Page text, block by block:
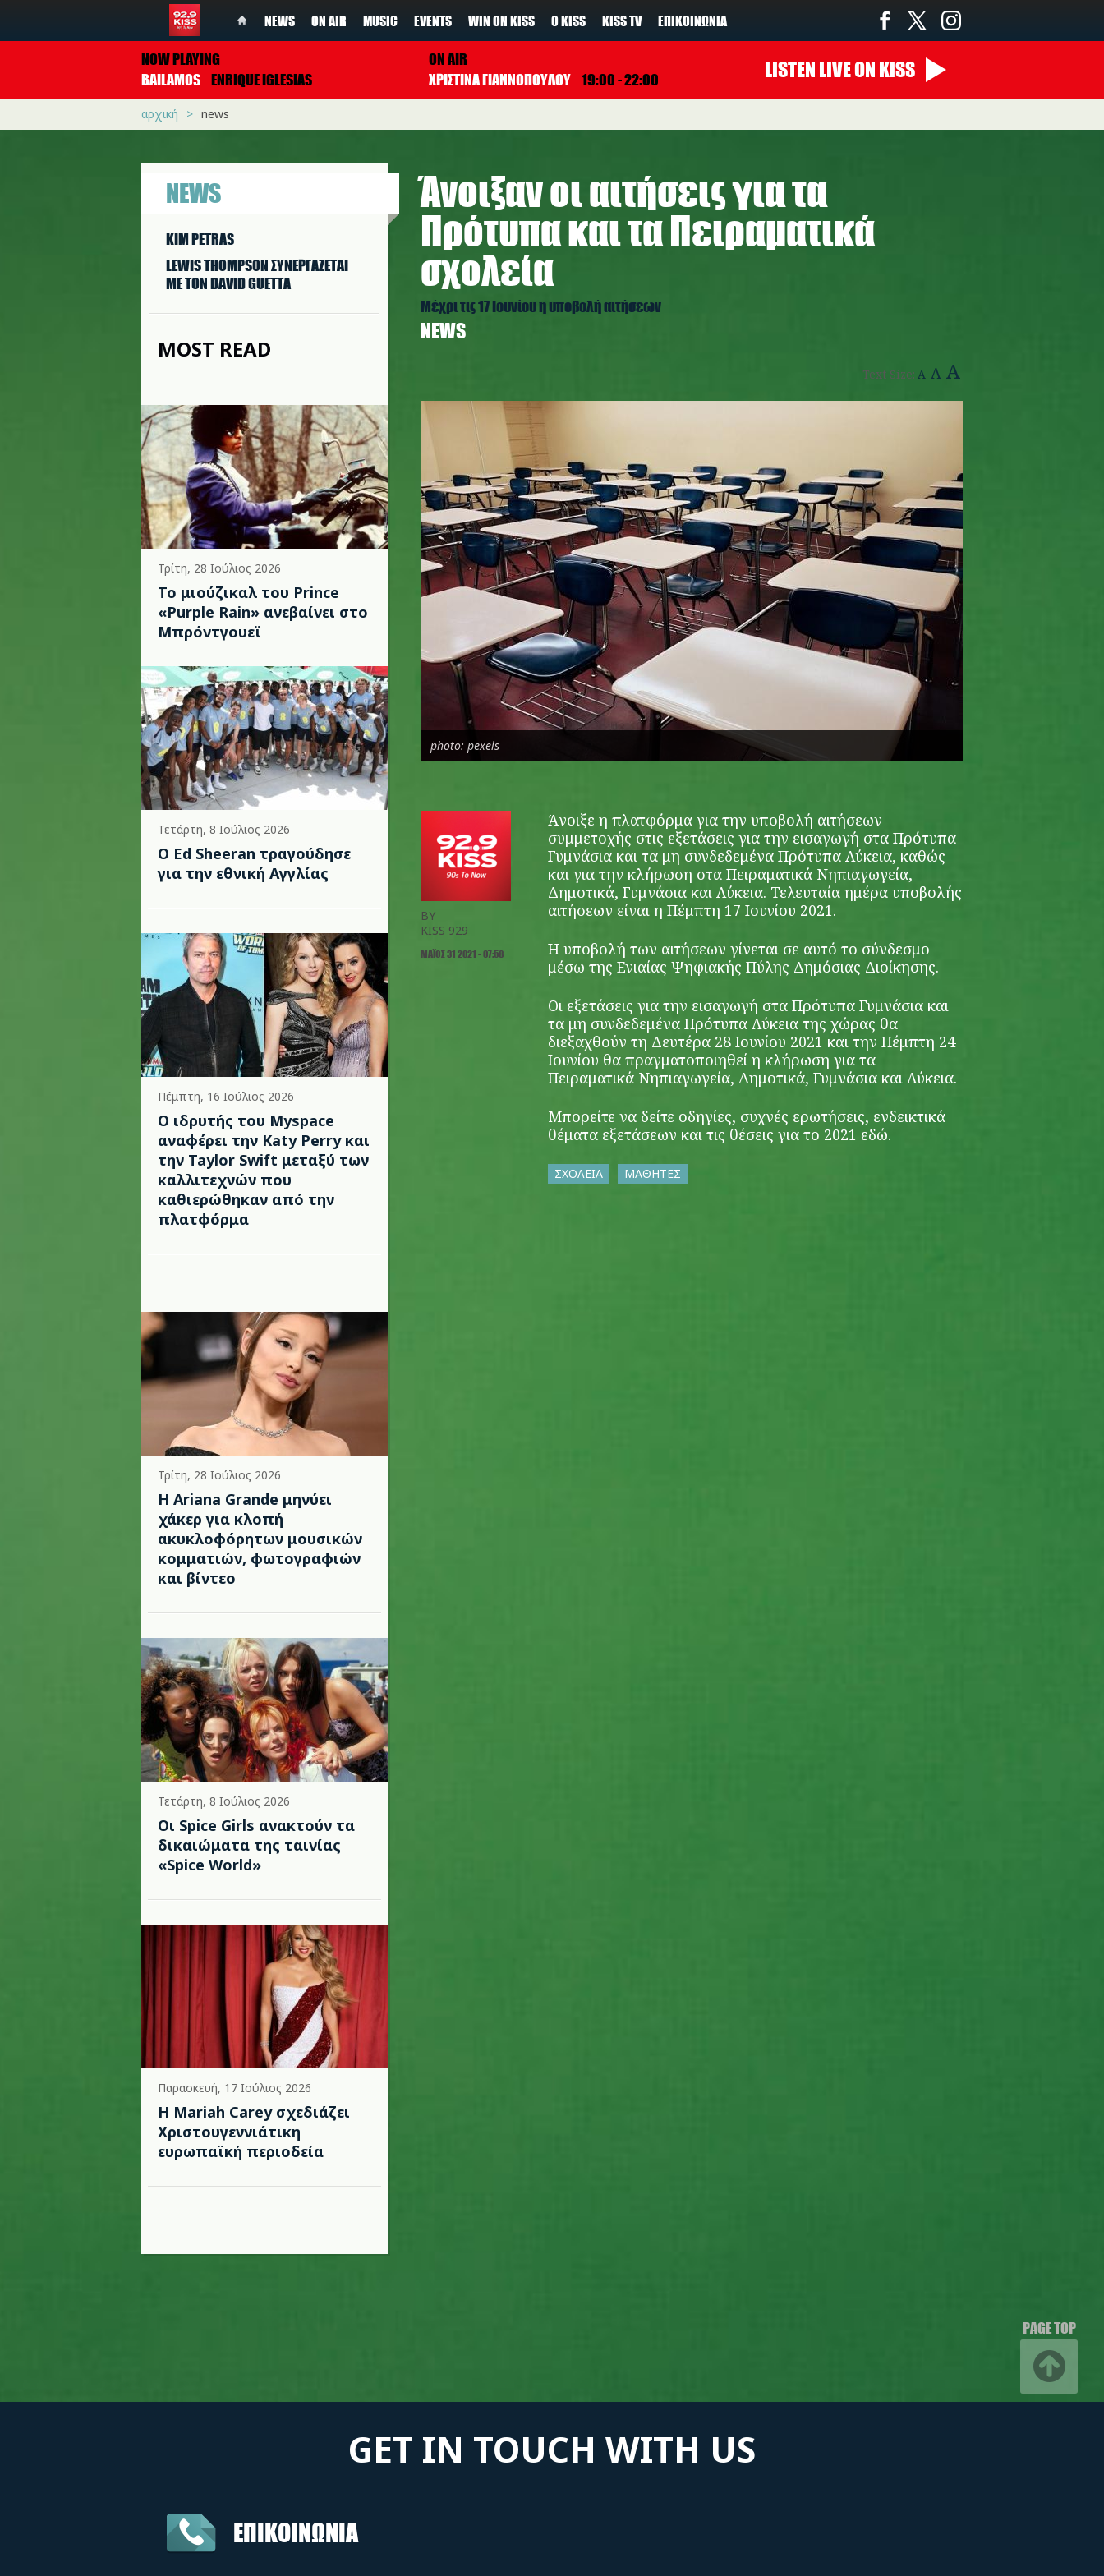
NEWS ON AIR MUSIC EVENTS WIN ON KISS Ο KISS KISS TV ΕΠΙΚΟΙΝΩΝΊΑ
NOW PLAYING
BAILAMOS ENRIQUE IGLESIAS
ON AIR
ΧΡΙΣΤΙΝΑ ΓΙΑΝΝΟΠΟΥΛΟΥ 19:00 - 22:00 LISTEN LIVEON KISS
αρχική news
NEWS
KIM PETRAS
LEWIS THOMPSON ΣΥΝΕΡΓAΖΕΤΑΙ
ΜΕ ΤΟΝ DAVID GUETTA
MOST READ
Τρίτη, 28 Ιούλιος 2026
Το μιούζικαλ του Prince
«Purple Rain» ανεβαίνει στο
Μπρόντγουεϊ
Τετάρτη, 8 Ιούλιος 2026
Ο Ed Sheeran τραγούδησε
για την εθνική Αγγλίας
Πέμπτη, 16 Ιούλιος 2026
Ο ιδρυτής του Myspace
αναφέρει την Katy Perry και
την Taylor Swift μεταξύ των
καλλιτεχνών που
καθιερώθηκαν από την
πλατφόρμα
Τρίτη, 28 Ιούλιος 2026
Η Ariana Grande μηνύει
χάκερ για κλοπή
ακυκλοφόρητων μουσικών
κομματιών, φωτογραφιών
και βίντεο
Τετάρτη, 8 Ιούλιος 2026
Οι Spice Girls ανακτούν τα
δικαιώματα της ταινίας
«Spice World»
Παρασκευή, 17 Ιούλιος 2026
Η Mariah Carey σχεδιάζει
Χριστουγεννιάτικη
ευρωπαϊκή περιοδεία
Άνοιξαν οι αιτήσεις για τα
Πρότυπα και τα Πειραματικά
σχολεία
Μέχρι τις 17 Ιουνίου η υποβολή αιτήσεων
NEWS
Text Size: A A A
school_classroom1_kiss_pexels.jpg
photo: pexels
BY
KISS 929
ΜΆΙΟΣ 31 2021 - 07:58
Άνοιξε η πλατφόρμα για την υποβολή αιτήσεων
συμμετοχής στις εξετάσεις για την εισαγωγή στα Πρότυπα
Γυμνάσια και τα μη συνδεδεμένα Πρότυπα Λύκεια, καθώς
και για την κλήρωση στα Πειραματικά Νηπιαγωγεία,
Δημοτικά, Γυμνάσια και Λύκεια. Τελευταία ημέρα υποβολής
αιτήσεων είναι η Πέμπτη 17 Ιουνίου 2021.
Η υποβολή των αιτήσεων γίνεται σε αυτό το σύνδεσμο
μέσω της Ενιαίας Ψηφιακής Πύλης Δημόσιας Διοίκησης.
Οι εξετάσεις για την εισαγωγή στα Πρότυπα Γυμνάσια και
τα μη συνδεδεμένα Πρότυπα Λύκεια της χώρας θα
διεξαχθούν τη Δευτέρα 28 Ιουνίου 2021 και την Πέμπτη 24
Ιουνίου θα πραγματοποιηθεί η κλήρωση για τα
Πειραματικά Νηπιαγωγεία, Δημοτικά, Γυμνάσια και Λύκεια.
Μπορείτε να δείτε οδηγίες, συχνές ερωτήσεις, ενδεικτικά
θέματα εξετάσεων και τις θέσεις για το 2021 εδώ.
ΣΧΟΛΕΙΑ ΜΑΘΗΤΕΣ
PAGE TOP
GET IN TOUCH WITH US
ΕΠΙΚΟΙΝΩΝΙΑ